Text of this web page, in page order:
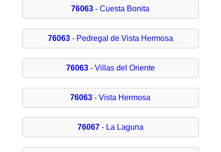
76063 - Cuesta Bonita
76063- Pedregal de Vista Hermosa
76063- Villas del Oriente
76063 - Vista Hermosa
76067- La Laguna